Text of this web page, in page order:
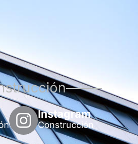
Instagram
Construcción